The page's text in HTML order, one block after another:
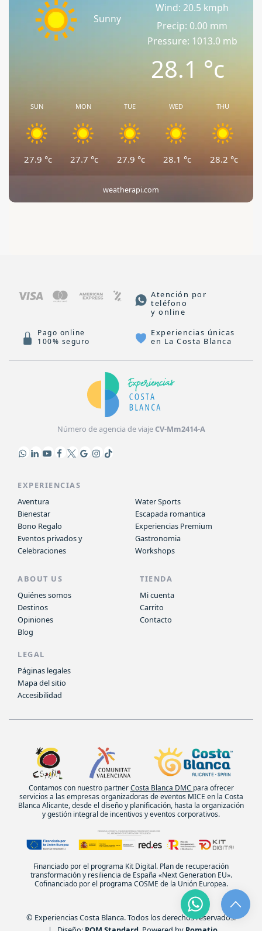
Sunny
Wind: 20.5 kmph
Precip: 0.00 mm
Pressure: 1013.0 mb
28.1°c
SUN
27.9 °c
MON
27.7 °c
TUE
27.9 °c
WED
28.1 °c
THU
28.2 °c
weatherapi.com
Atención por
teléfono
y online
Pago online
100% seguro
Experiencias únicas
en La Costa Blanca
Número de agencia de viajeCV-Mm2414-A
EXPERIENCIAS
Aventura
Bienestar
Bono Regalo
Eventos privados y
Celebraciones
Water Sports
Escapada romantica
Experiencias Premium
Gastronomia
Workshops
ABOUT US
Quiénes somos
Destinos
Opiniones
Blog
TIENDA
Mi cuenta
Carrito
Contacto
LEGAL
Páginas legales
Mapa del sitio
Accesibilidad
Contamos con nuestro partnerCosta Blanca DMC para ofrecer
servicios a las empresas organizadoras de eventos MICE en la Costa
Blanca Alicante, desde el diseño y planificación, hasta la organización
y gestión integral de incentivos y eventos corporativos.
Financiado por el programa Kit Digital. Plan de recuperación
transformación y resiliencia de España «Next Generation EU».
Cofinanciado por el programa COSME de la Unión Europea.
© Experiencias Costa Blanca. Todos los derechos reservados.